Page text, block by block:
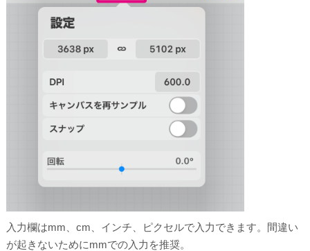
入力欄はmm、cm、インチ、ピクセルで入力できます。間違い
が起きないためにmmでの入力を推奨。